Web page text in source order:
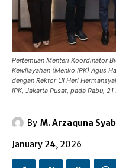
‎Pertemuan Menteri Koordinator
Kewilayahan ‎(Menko IPK) Agus
dengan Rektor UI Heri
IPK, ‎Jakarta Pusat, pada Rabu,
By M. Arzaquna
January 24, 2026